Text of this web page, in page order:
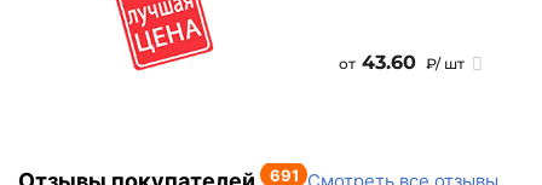
от 43.60 ₽/ шт
691 Смотреть все отзывы